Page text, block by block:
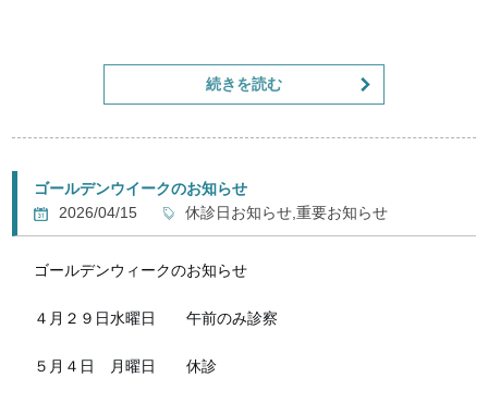
お間違いのないようよろしくお願いいたします
続きを読む
ゴールデンウイークのお知らせ
2026/04/15
休診日お知らせ,重要お知らせ
ゴールデンウィークのお知らせ
４月２９日水曜日　　午前のみ診察
５月４日　月曜日　　休診